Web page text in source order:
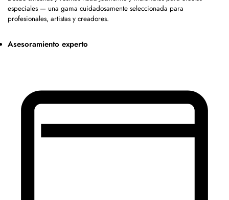
especiales — una gama cuidadosamente seleccionada para
profesionales, artistas y creadores.
Asesoramiento experto